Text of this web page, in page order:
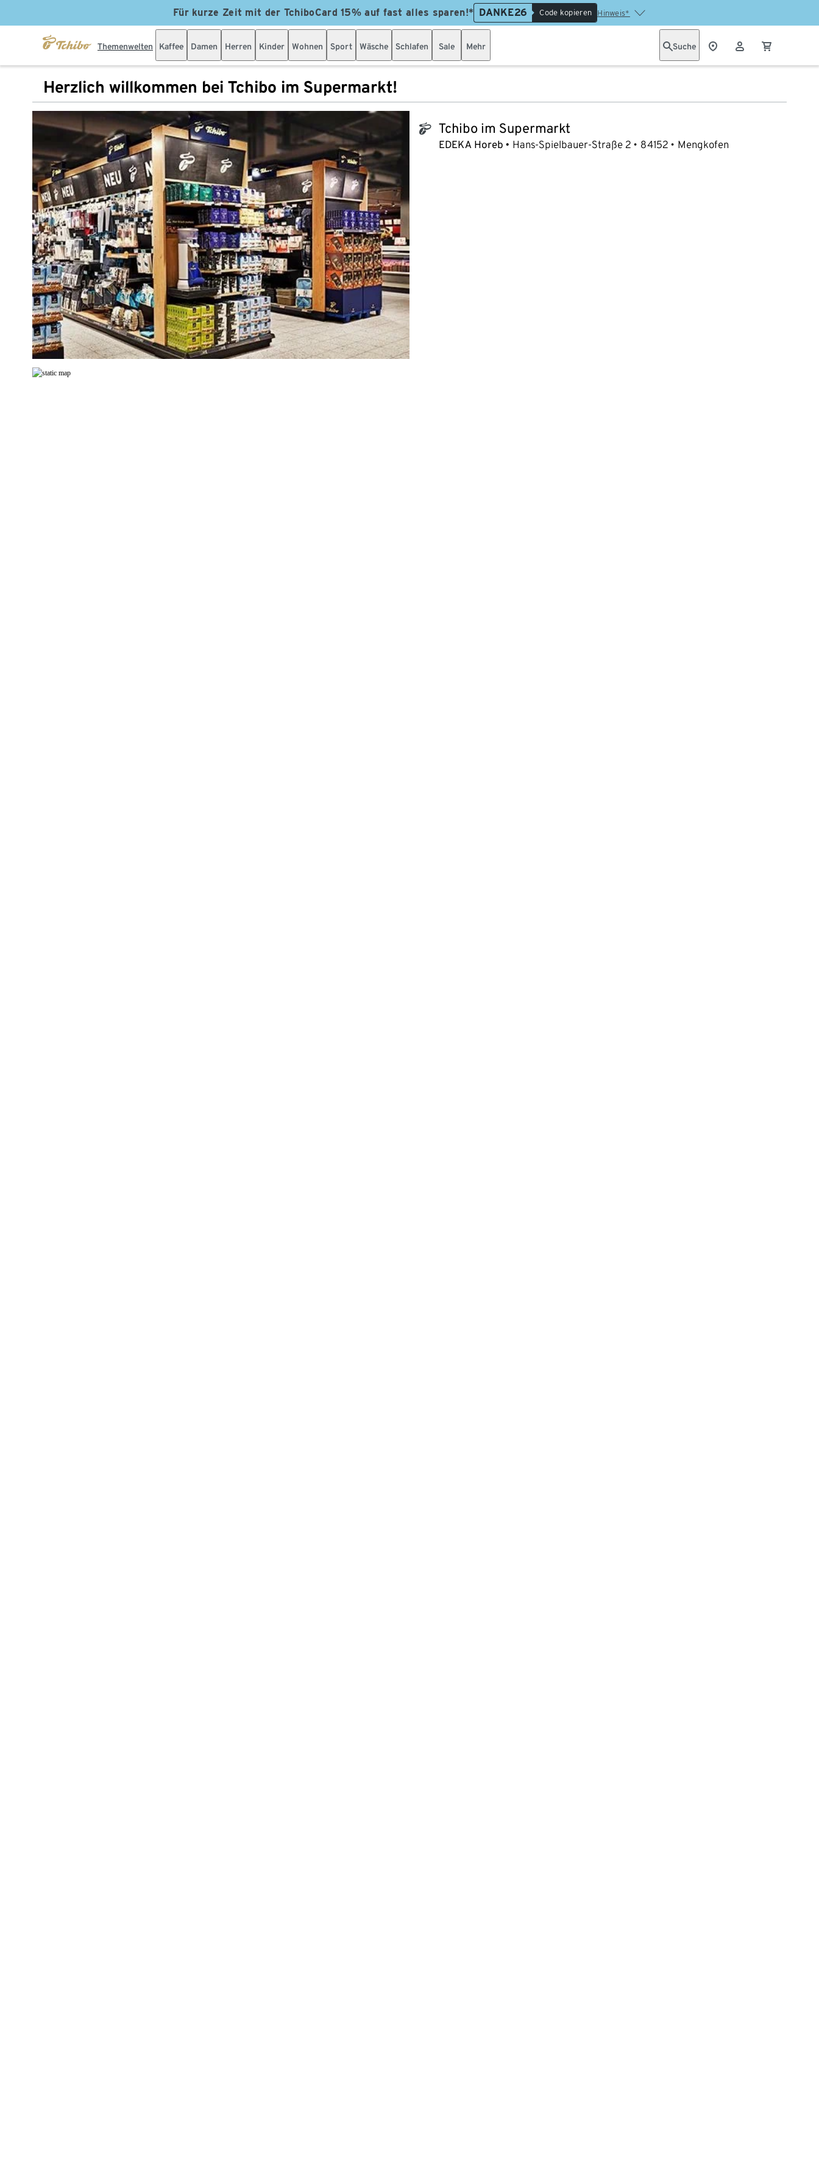
Für kurze Zeit mit der TchiboCard 15% auf fast alles sparen!* DANKE26 Code kopieren Hinweis*
Themenwelten Kaffee Damen Herren Kinder Wohnen Sport Wäsche Schlafen Sale Mehr Suche
Herzlich willkommen bei Tchibo im Supermarkt!
tchibo_logo Tchibo im Supermarkt
EDEKA Horeb Hans-Spielbauer-Straße 2 84152 Mengkofen